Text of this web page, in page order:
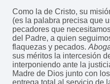
Como la de Cristo, su
(es la palabra precisa que
pecadores que
del Padre, a quien
flaquezas y pecados.
sus méritos la intercesión
interponiendo ante la
Madre de Dios junto con